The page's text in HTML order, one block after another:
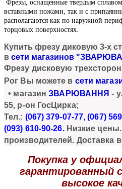
Фрезы, оснащенные твердым
вставными ножами, так и с
располагаются как по наружной
торцовых поверхностях.
Купить фрезу диковую 3-х
в сети магазинов
Фрезу дисковую
Рог Вы можете в сети
• магазинЗВАРЮВАННЯ -
55, р-он ГосЦирка;
Тел.: (067) 379-07-77, (067)
(093) 610-90-26. Низкие
производителей. Доставка
Покупка у
гарантированный
высокое